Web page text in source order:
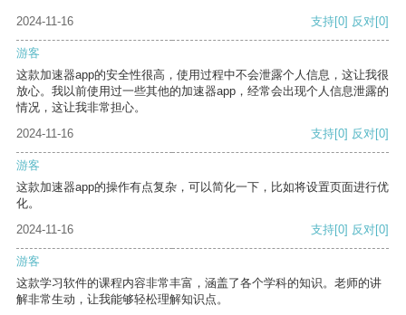
2024-11-16 支持[0] 反对[0]
游客
这款加速器app的安全性很高，使用过程中不会泄露个人信息，这让我很
放心。我以前使用过一些其他的加速器app，经常会出现个人信息泄露的
情况，这让我非常担心。
2024-11-16
支持[0] 反对[0]
游客
这款加速器app的操作有点复杂，可以简化一下，比如将设置页面进行优
化。
2024-11-16
支持[0] 反对[0]
游客
这款学习软件的课程内容非常丰富，涵盖了各个学科的知识。老师的讲
解非常生动，让我能够轻松理解知识点。